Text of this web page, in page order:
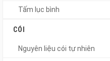
Tấm lục bình
CÓI
Nguyên liệu cói tự nhiên